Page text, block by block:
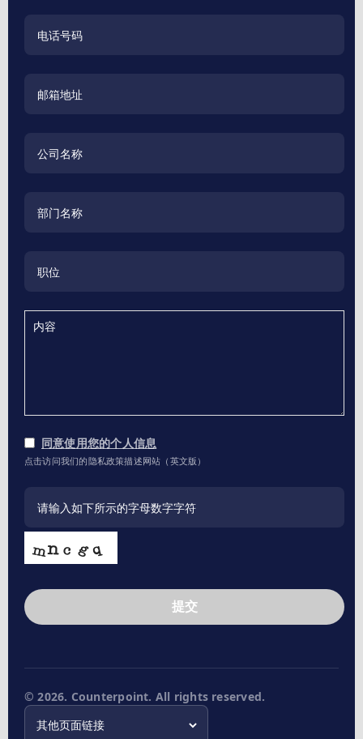
同意使用您的个人信息
点击访问我们的隐私政策描述网站（英文版）
提交
blank
© 2026. Counterpoint. All rights reserved.